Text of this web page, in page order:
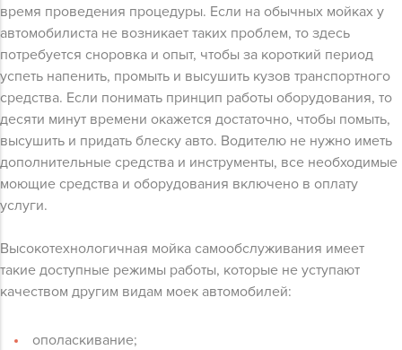
время проведения процедуры. Если на обычных мойках у
автомобилиста не возникает таких проблем, то здесь
потребуется сноровка и опыт, чтобы за короткий период
успеть напенить, промыть и высушить кузов транспортного
средства. Если понимать принцип работы оборудования, то
десяти минут времени окажется достаточно, чтобы помыть,
высушить и придать блеску авто. Водителю не нужно иметь
дополнительные средства и инструменты, все необходимые
моющие средства и оборудования включено в оплату
услуги.
Высокотехнологичная мойка самообслуживания имеет
такие доступные режимы работы, которые не уступают
качеством другим видам моек автомобилей:
ополаскивание;